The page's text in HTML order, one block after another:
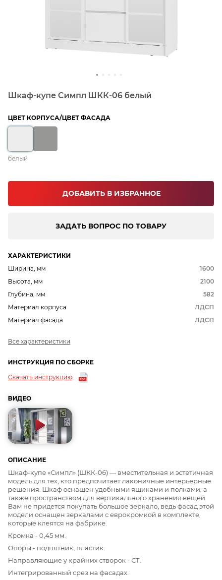
Шкаф-купе Симпл ШКК-06 белый
ЦВЕТ КОРПУСА/ЦВЕТ ФАСАДА
белый
ДОБАВИТЬ В ИЗБРАННОЕ
ЗАДАТЬ ВОПРОС ПО ТОВАРУ
ХАРАКТЕРИСТИКИ
Ширина, мм
1600
Высота, мм
2100
Глубина, мм
582
Материал корпуса
ЛДСП
Материал фасада
ЛДСП
Все характеристики
ИНСТРУКЦИЯ ПО СБОРКЕ
Скачать инструкцию
ВИДЕО
ОПИСАНИЕ
Шкаф-купе «Симпл» (ШКК-06) — вместительная и эстетичная
модель для тех, кто предпочитает лаконичные интерьерные
решения. Шкаф оснащен удобными ящиками и полками, а
также пространством для вертикального хранения вещей.
Вам не придется покупать большое зеркало, ведь фасад этой
модели оснащен зеркалами с еврокромкой в комплекте,
которые клеятся на фабрике.
Кромка - 0,45 мм.
Опоры - подпятник, пластик.
Направляющие у крайних створок - СТ.
Интегрированный срез на фасадах.